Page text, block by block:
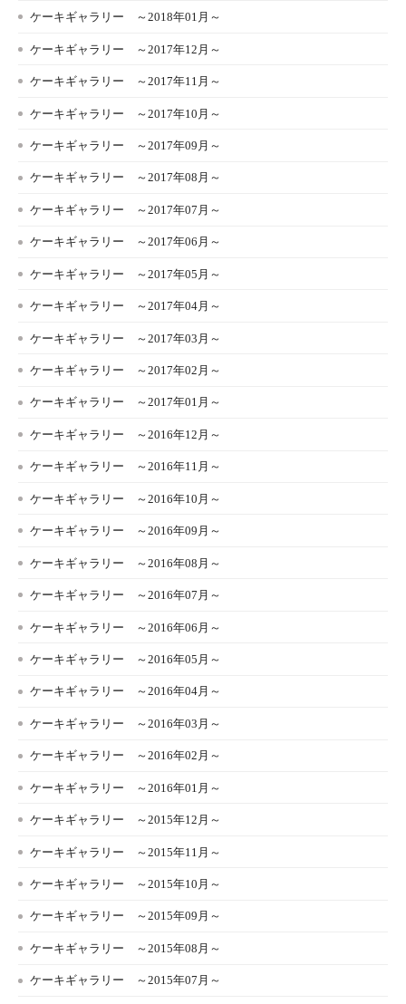
ケーキギャラリー ～2018年01月～
ケーキギャラリー ～2017年12月～
ケーキギャラリー ～2017年11月～
ケーキギャラリー ～2017年10月～
ケーキギャラリー ～2017年09月～
ケーキギャラリー ～2017年08月～
ケーキギャラリー ～2017年07月～
ケーキギャラリー ～2017年06月～
ケーキギャラリー ～2017年05月～
ケーキギャラリー ～2017年04月～
ケーキギャラリー ～2017年03月～
ケーキギャラリー ～2017年02月～
ケーキギャラリー ～2017年01月～
ケーキギャラリー ～2016年12月～
ケーキギャラリー ～2016年11月～
ケーキギャラリー ～2016年10月～
ケーキギャラリー ～2016年09月～
ケーキギャラリー ～2016年08月～
ケーキギャラリー ～2016年07月～
ケーキギャラリー ～2016年06月～
ケーキギャラリー ～2016年05月～
ケーキギャラリー ～2016年04月～
ケーキギャラリー ～2016年03月～
ケーキギャラリー ～2016年02月～
ケーキギャラリー ～2016年01月～
ケーキギャラリー ～2015年12月～
ケーキギャラリー ～2015年11月～
ケーキギャラリー ～2015年10月～
ケーキギャラリー ～2015年09月～
ケーキギャラリー ～2015年08月～
ケーキギャラリー ～2015年07月～